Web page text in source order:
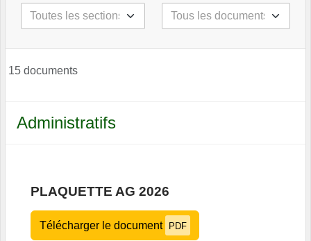
15 documents
Administratifs
PLAQUETTE AG 2026
Télécharger le document PDF